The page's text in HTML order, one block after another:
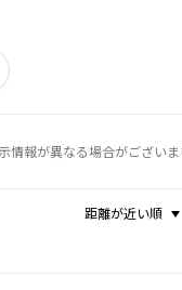
情報が異なる場合がござい
距離が近い順